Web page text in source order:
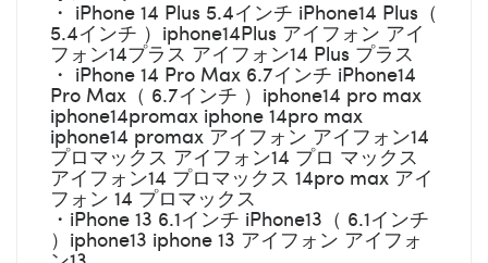
・ iPhone 14 Plus 5.4インチ iPhone14 Plus（
5.4インチ ）iphone14Plus アイフォン アイ
フォン14プラス アイフォン14 Plus プラス
・ iPhone 14 Pro Max 6.7インチ iPhone14
Pro Max（ 6.7インチ ）iphone14 pro max
iphone14promax iphone 14pro max
iphone14 promax アイフォン アイフォン14
プロマックス アイフォン14 プロ マックス
アイフォン14 プロマックス 14pro max アイ
フォン 14 プロマックス
・iPhone 13 6.1インチ iPhone13（ 6.1インチ
）iphone13 iphone 13 アイフォン アイフォ